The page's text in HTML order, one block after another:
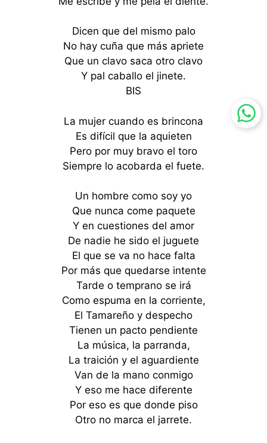
Dicen que del mismo palo
No hay cuña que más apriete
Que un clavo saca otro clavo
Y pal caballo el jinete.
BIS
La mujer cuando es brincona
Es difícil que la aquieten
Pero por muy bravo el toro
Siempre lo acobarda el fuete.
Un hombre como soy yo
Que nunca come paquete
Y en cuestiones del amor
De nadie he sido el juguete
El que se va no hace falta
Por más que quedarse intente
Tarde o temprano se irá
Como espuma en la corriente,
El Tamareño y despecho
Tienen un pacto pendiente
La música, la parranda,
La traición y el aguardiente
Van de la mano conmigo
Y eso me hace diferente
Por eso es que donde piso
Otro no marca el jarrete.